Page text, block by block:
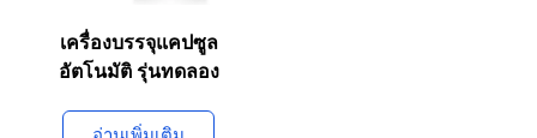
เครื่องบรรจุแคปซูล
อัตโนมัติ รุ่นทดลอง